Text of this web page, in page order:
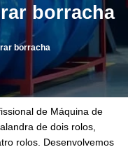
borracha
borracha
de Máquina de
de dois rolos,
rolos. Desenvolvemos